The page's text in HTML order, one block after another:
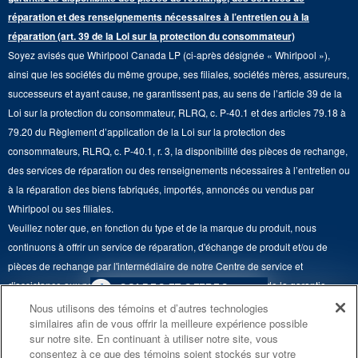
Pièces de rechange
Aide sur les produits
Suivre ma commande
Services de livraison et d'installation
Retours et échanges
Accessibilité
Services d'abonnement
Résidents du Québec
Qualité Commerciale
Duos de Lessive
Fours muraux
Hottes
Fours à micro-ondes
Monsieur Maytag
Carrières
Whirlpool et Corporation
Whirlpool au Canada
réparation et des renseignements nécessaires à l’entretien ou à la
réparation (art. 39 de la Loi sur la protection du consommateur)
Soyez avisés que Whirlpool Canada LP (ci-après désignée « Whirlpool »),
ainsi que les sociétés du même groupe, ses filiales, sociétés mères, assureurs,
successeurs et ayant cause, ne garantissent pas, au sens de l’article 39 de la
Loi sur la protection du consommateur, RLRQ, c. P-40.1 et des articles 79.18 à
79.20 du Règlement d’application de la Loi sur la protection des
consommateurs, RLRQ, c. P-40.1, r. 3, la disponibilité des pièces de rechange,
des services de réparation ou des renseignements nécessaires à l’entretien ou
à la réparation des biens fabriqués, importés, annoncés ou vendus par
Whirlpool ou ses filiales.
Veuillez noter que, en fonction du type et de la marque du produit, nous
continuons à offrir un service de réparation, d'échange de produit et/ou de
pièces de rechange par l'intermédiaire de notre Centre de service et
d'assistance aux propriétaires, sous réserve des conditions de la garantie
limitée du fabricant. Pour plus d'informations, veuillez consulter les sites Web
de nos différentes marques sous la rubrique « Service et assistance » ou
appeler le 1-800-807-6777. Pour InSinkErator, appelez le 1-800-561-1700.
4 SOLDES ET OFFRES
PROMOTION DES
ENSEMBLES DE CUISINE
Finit le 8/26/26
ACTUELLEMENT
DISPONIBLE
Nous utilisons des témoins et d’autres technologies
similaires afin de vous offrir la meilleure expérience possible
sur notre site. En continuant à utiliser notre site, vous
consentez à ce que des témoins soient stockés sur votre